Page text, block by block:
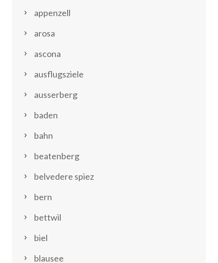
appenzell
arosa
ascona
ausflugsziele
ausserberg
baden
bahn
beatenberg
belvedere spiez
bern
bettwil
biel
blausee